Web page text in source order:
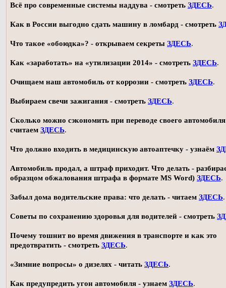
Всё про современные системы наддува - смотреть ЗДЕСЬ.
Как в России выгодно сдать машину в ломбард - смотреть
Что такое «обоюдка»? - открываем секреты ЗДЕСЬ.
Как «заработать» на «утилизации 2014» - смотреть ЗДЕСЬ.
Очищаем наш автомобиль от коррозии - смотреть ЗДЕСЬ.
Выбираем свечи зажигания - смотреть ЗДЕСЬ.
Сколько можно сэкономить при переводе своего автомобиля
считаем ЗДЕСЬ.
Что должно входить в медицинскую автоаптечку - узнаём
Автомобиль продал, а штраф приходит. Что делать -
образцом обжалования штрафа в формате MS Word) ЗДЕСЬ.
Забыл дома водительские права: что делать - читаем ЗДЕСЬ.
Советы по сохранению здоровья для водителей - смотреть
Почему тошнит во время движения в транспорте и как это
предотвратить - смотреть ЗДЕСЬ.
«Зимние вопросы» о дизелях - читать ЗДЕСЬ.
Как предупредить угон автомобиля - узнаем ЗДЕСЬ.